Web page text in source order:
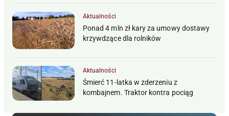
Aktualności
Ponad 4 mln zł kary za umowy dostawy
krzywdzące dla rolników
Aktualności
Śmierć 11-latka w zderzeniu z
kombajnem. Traktor kontra pociąg